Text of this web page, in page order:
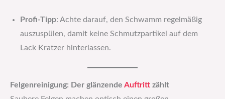
Profi-Tipp: Achte darauf, den Schwamm regelmäßig
auszuspülen, damit keine Schmutzpartikel auf dem
Lack Kratzer hinterlassen.
Felgenreinigung: Der glänzende Auftritt zählt